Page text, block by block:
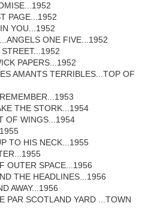
PAGE...1952
YOU...1952
ONE FIVE...1952
PAPERS...1952
AMANTS TERRIBLES...TOP OF
THE STORK...1954
OF WINGS...1954
TO HIS NECK...1955
OUTER SPACE...1956
THE HEADLINES...1956
AWAY...1956
PAR SCOTLAND YARD ...TOWN